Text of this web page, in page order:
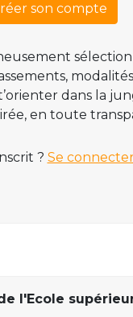
son compte
dans la
en toute
? Se
l'Ecole